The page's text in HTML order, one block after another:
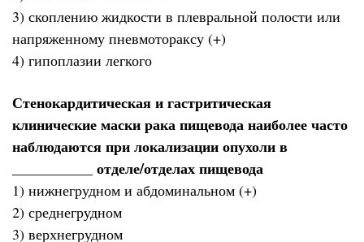
3) скоплению жидкости в плевральной полости или
напряженному пневмотораксу (+)
4) гипоплазии легкого
Стенокардитическая и гастритическая
клинические маски рака пищевода наиболее часто
наблюдаются при локализации опухоли в
___________ отделе/отделах пищевода
1) нижнегрудном и абдоминальном (+)
2) среднегрудном
3) верхнегрудном